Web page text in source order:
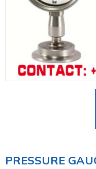
PRESSURE